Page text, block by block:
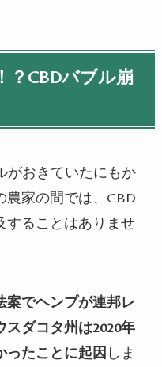
？ CBDバブル崩
がおきていたにもか
家の間では、 CBD
することはありませ
案でヘンプが連邦レ
ダコタ州は2020年
ったことに起因 しま